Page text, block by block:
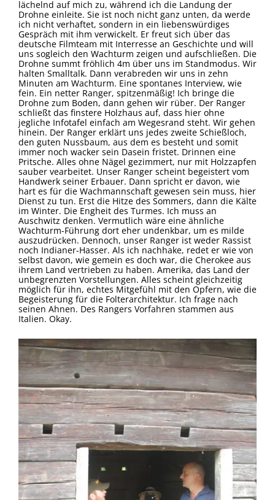
lächelnd auf mich zu, während ich die Landung der
Drohne einleite. Sie ist noch nicht ganz unten, da werde
ich nicht verhaftet, sondern in ein liebenswürdiges
Gespräch mit ihm verwickelt. Er freut sich über das
deutsche Filmteam mit Interresse an Geschichte und will
uns sogleich den Wachturm zeigen und aufschließen. Die
Drohne summt fröhlich 4m über uns im Standmodus. Wir
halten Smalltalk. Dann verabreden wir uns in zehn
Minuten am Wachturm. Eine spontanes Interview, wie
fein. Ein netter Ranger, spitzenmäßig! Ich bringe die
Drohne zum Boden, dann gehen wir rüber. Der Ranger
schließt das finstere Holzhaus auf, dass hier ohne
jegliche Infotafel einfach am Wegesrand steht. Wir gehen
hinein. Der Ranger erklärt uns jedes zweite Schießloch,
den guten Nussbaum, aus dem es besteht und somit
immer noch wacker sein Dasein fristet. Drinnen eine
Pritsche. Alles ohne Nägel gezimmert, nur mit Holzzapfen
sauber vearbeitet. Unser Ranger scheint begeistert vom
Handwerk seiner Erbauer. Dann spricht er davon, wie
hart es für die Wachmannschaft gewesen sein muss, hier
Dienst zu tun. Erst die Hitze des Sommers, dann die Kälte
im Winter. Die Engheit des Turmes. Ich muss an
Auschwitz denken. Vermutlich wäre eine ähnliche
Wachturm-Führung dort eher undenkbar, um es milde
auszudrücken. Dennoch, unser Ranger ist weder Rassist
noch Indianer-Hasser. Als ich nachhake, redet er wie von
selbst davon, wie gemein es doch war, die Cherokee aus
ihrem Land vertrieben zu haben. Amerika, das Land der
unbegrenzten Vorstellungen. Alles scheint gleichzeitig
möglich für ihn, echtes Mitgefühl mit den Opfern, wie die
Begeisterung für die Folterarchitektur. Ich frage nach
seinen Ahnen. Des Rangers Vorfahren stammen aus
Italien. Okay.